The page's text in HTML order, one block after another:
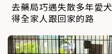
去藥局巧遇失散多年愛
得全家人跟回家的路